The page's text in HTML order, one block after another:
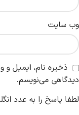
وب‌ سایت
ذخیره نام، ایمیل و
دیدگاهی می‌نویسم.
لطفا پاسخ را به عدد